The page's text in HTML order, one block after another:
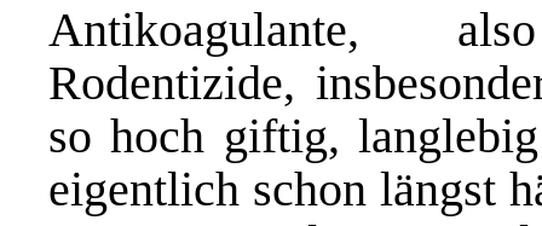
Antikoagulante, also
Rodentizide,
so hoch giftig,
eigentlich schon längst